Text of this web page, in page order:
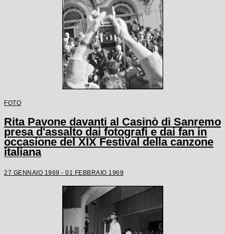
FOTO
Rita Pavone davanti al Casinò di Sanremo
presa d'assalto dai fotografi e dai fan in
occasione del XIX Festival della canzone
italiana
27 GENNAIO 1969 - 01 FEBBRAIO 1969